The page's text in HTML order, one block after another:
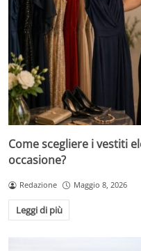
Come scegliere i vestiti
occasione?
Redazione Maggio 8, 2026
Leggi di più